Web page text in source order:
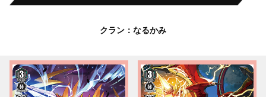
クラン：なるかみ